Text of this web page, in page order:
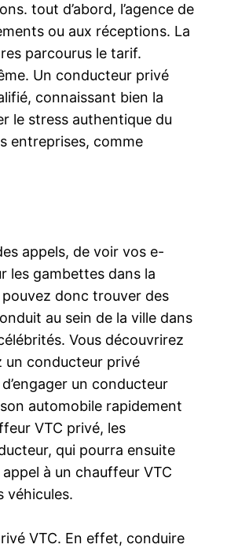
tout d’abord, l’agence de
ou aux réceptions. La
parcourus le tarif.
Un conducteur privé
connaissant bien la
le stress authentique du
entreprises, comme
appels, de voir vos e-
les gambettes dans la
donc trouver des
au sein de la ville dans
Vous découvrirez
un conducteur privé
un conducteur
automobile rapidement
VTC privé, les
qui pourra ensuite
à un chauffeur VTC
véhicules.
VTC. En effet, conduire